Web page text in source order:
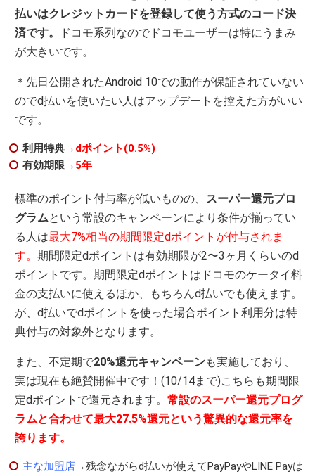
払いはクレジットカードを登録して使う方式のコード決
済です。
ドコモ系列なのでドコモユーザーは特にうまみ
が大きいです。
＊先日公開されたAndroid 10での動作が保証されていない
のでd払いを使いたい人はアップデートを控えた方がいい
です。
利用特典→ dポイント(0.5%)
有効期限→ 5年
標準のポイント付与率が低いものの、 スーパー還元プロ
グラムという常設のキャンペーンにより条件が揃ってい
る人は最大7%相当の期間限定dポイントが付与されま
す。期間限定dポイントは有効期限が2〜3ヶ月くらいのd
ポイントです。期間限定dポイントはドコモのケータイ料
金の支払いに使えるほか、もちろんd払いでも使えます。
が、d払いでdポイントを使った場合ポイント利用分は特
典付与の対象外となります。
また、不定期で20%還元キャンペーンも実施しており、
実は現在も絶賛開催中です！(10/14まで)こちらも期間限
定dポイントで還元されます。常設のスーパー還元プログ
ラムと合わせて最大27.5%還元という驚異的な還元率を
誇ります。
主な加盟店→残念ながらd払いが使えてPayPayやLINE Payは